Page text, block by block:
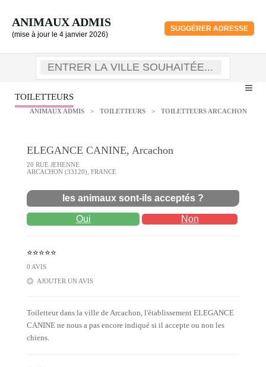
ANIMAUX ADMIS
(mise à jour le 4 janvier 2026)
SUGGÉRER ADRESSE
TOILETTEURS
ANIMAUX ADMIS > TOILETTEURS > TOILETTEURS ARCACHON
ELEGANCE CANINE, Arcachon
20 RUE JEHENNE
ARCACHON (33120), FRANCE
les animaux sont-ils acceptés ?
Oui Non
⭐⭐⭐⭐⭐
0 AVIS
AJOUTER UN AVIS
Toiletteur dans la ville de Arcachon, l'établissement ELEGANCE
CANINE ne nous a pas encore indiqué si il accepte ou non les
chiens.